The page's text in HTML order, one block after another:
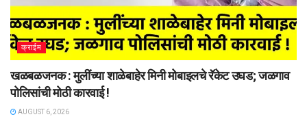
क्राईम
खळबळजनक : मुलींच्या शाळेबाहेर मिनी मोबाइलचे रॅकेट उघड; जळगाव
पोलिसांची मोठी कारवाई !
AUGUST 6, 2026